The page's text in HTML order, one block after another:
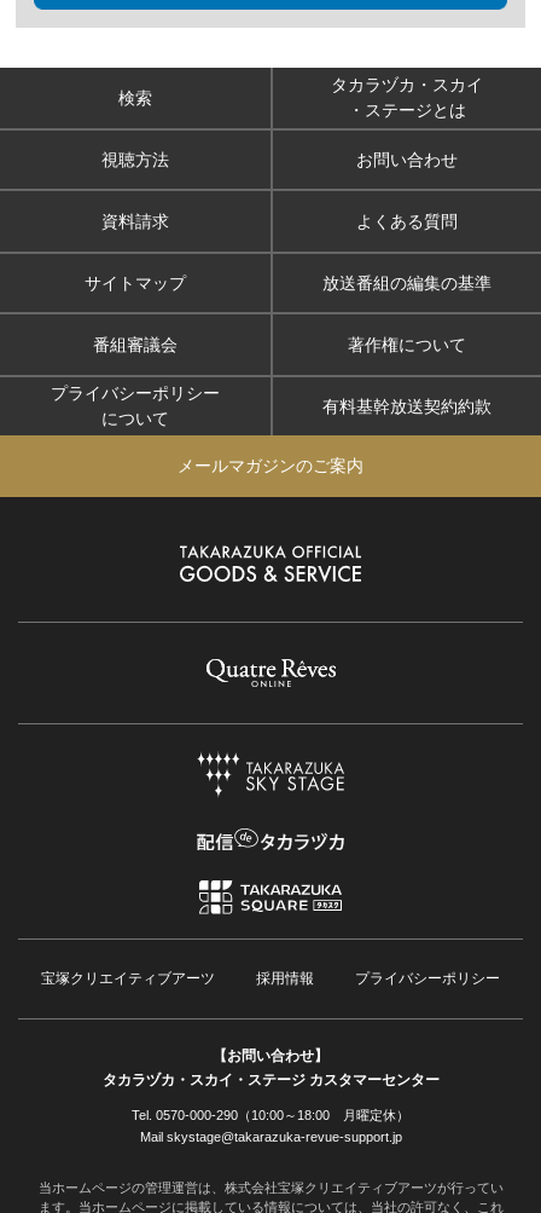
検索
タカラヅカ・スカイ
・ステージとは
視聴方法 お問い合わせ
資料請求 よくある質問
サイトマップ 放送番組の編集の基準
番組審議会 著作権について
プライバシーポリシー
について
有料基幹放送契約約款
メールマガジンのご案内
宝塚クリエイティブアーツ 採用情報 プライバシーポリシー
【お問い合わせ】
タカラヅカ・スカイ・ステージ カスタマーセンター
Tel. 0570-000-290（10:00～18:00 月曜定休）
Mail skystage@takarazuka-revue-support.jp
当ホームページの管理運営は、株式会社宝塚クリエイティブアーツが行ってい
ます。当ホームページに掲載している情報については、当社の許可なく、これ